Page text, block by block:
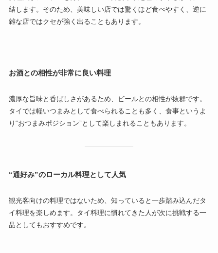
結します。そのため、美味しい店では驚くほど食べやすく、逆に
雑な店ではクセが強く出ることもあります。
お酒との相性が非常に良い料理
濃厚な旨味と香ばしさがあるため、ビールとの相性が抜群です。
タイでは軽いつまみとして食べられることも多く、食事というよ
り“おつまみポジション”として楽しまれることもあります。
“通好み”のローカル料理として人気
観光客向けの料理ではないため、知っていると一歩踏み込んだタ
イ料理を楽しめます。タイ料理に慣れてきた人が次に挑戦する一
品としてもおすすめです。